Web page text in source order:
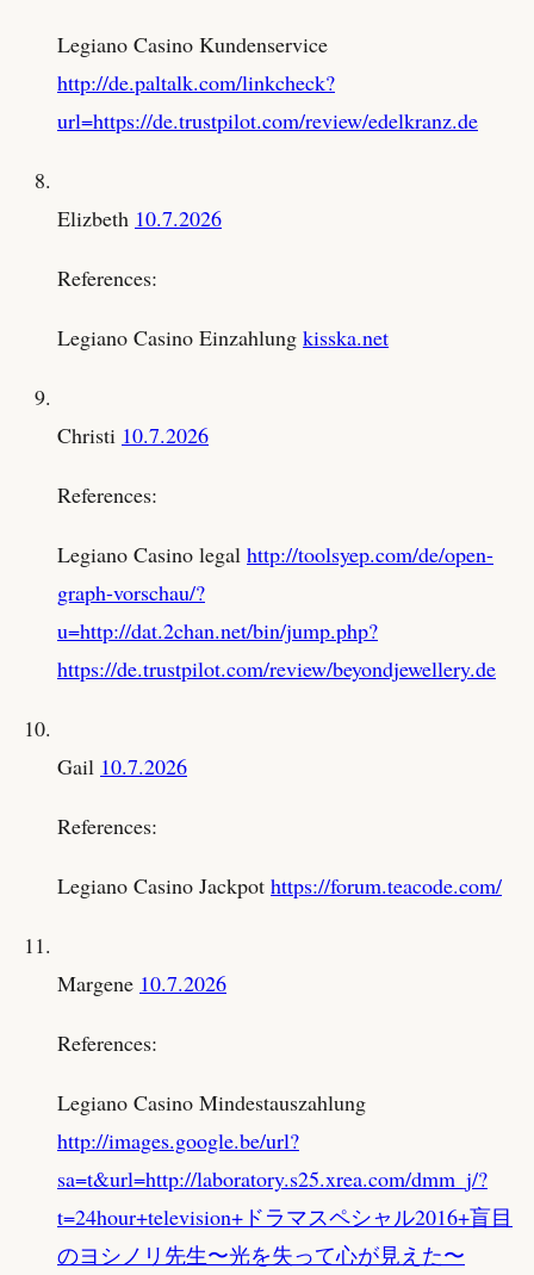
Legiano Casino Kundenservice
http://de.paltalk.com/linkcheck?
url=https://de.trustpilot.com/review/edelkranz.de
Elizbeth 10.7.2026
References:
Legiano Casino Einzahlung kisska.net
Christi 10.7.2026
References:
Legiano Casino legal http://toolsyep.com/de/open-
graph-vorschau/?
u=http://dat.2chan.net/bin/jump.php?
https://de.trustpilot.com/review/beyondjewellery.de
Gail 10.7.2026
References:
Legiano Casino Jackpot https://forum.teacode.com/
Margene 10.7.2026
References:
Legiano Casino Mindestauszahlung
http://images.google.be/url?
sa=t&url=http://laboratory.s25.xrea.com/dmm_j/?
t=24hour+television+ドラマスペシャル2016+盲目
のヨシノリ先生〜光を失って心が見えた〜